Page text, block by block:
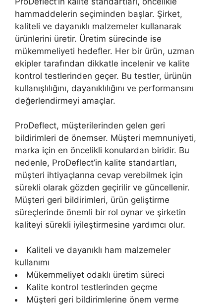
hammaddelerin seçiminden başlar. Şirket,
kaliteli ve dayanıklı malzemeler kullanarak
ürünlerini üretir. Üretim sürecinde ise
mükemmeliyeti hedefler. Her bir ürün, uzman
ekipler tarafından dikkatle incelenir ve kalite
kontrol testlerinden geçer. Bu testler, ürünün
kullanışlılığını, dayanıklılığını ve performansını
değerlendirmeyi amaçlar.
ProDeflect, müşterilerinden gelen geri
bildirimleri de önemser. Müşteri memnuniyeti,
marka için en öncelikli konulardan biridir. Bu
nedenle, ProDeflect’in kalite standartları,
müşteri ihtiyaçlarına cevap verebilmek için
sürekli olarak gözden geçirilir ve güncellenir.
Müşteri geri bildirimleri, ürün geliştirme
süreçlerinde önemli bir rol oynar ve şirketin
kaliteyi sürekli iyileştirmesine yardımcı olur.
Kaliteli ve dayanıklı ham malzemeler
kullanımı
Mükemmeliyet odaklı üretim süreci
Kalite kontrol testlerinden geçme
Müşteri geri bildirimlerine önem verme